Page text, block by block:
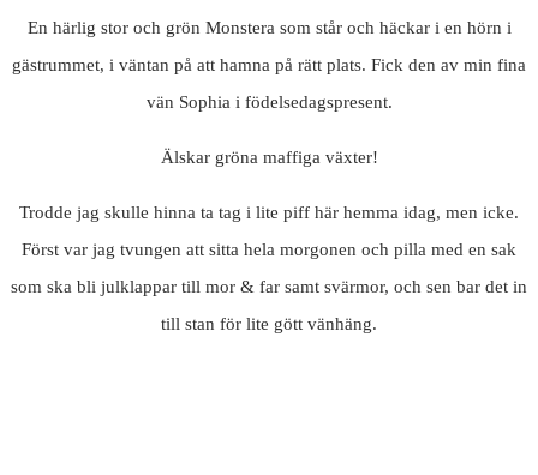
En härlig stor och grön Monstera som står och häckar i en hörn i
gästrummet, i väntan på att hamna på rätt plats. Fick den av min fina
vän Sophia i födelsedagspresent.
Älskar gröna maffiga växter!
Trodde jag skulle hinna ta tag i lite piff här hemma idag, men icke.
Först var jag tvungen att sitta hela morgonen och pilla med en sak
som ska bli julklappar till mor & far samt svärmor, och sen bar det in
till stan för lite gött vänhäng.